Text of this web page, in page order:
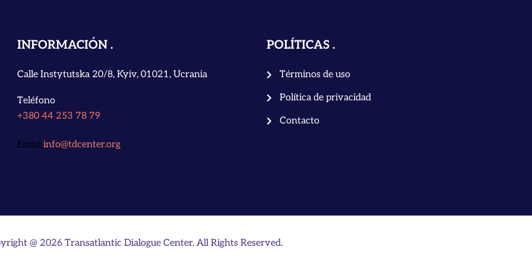
INFORMACIÓN
Calle Instytutska 20/8, Kyiv, 01021, Ucrania
Teléfono
+380 44 253 78 79
Email:info@tdcenter.org
POLÍTICAS
Términos de uso
Política de privacidad
Contacto
@ 2026 Transatlantic Dialogue Center. All Rights Reserved.